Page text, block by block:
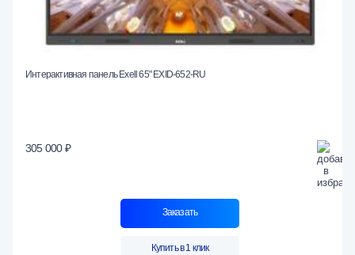
Интерактивная панель Exell 65" EXID-652-RU
305 000 ₽
Заказать
Купить в 1 клик